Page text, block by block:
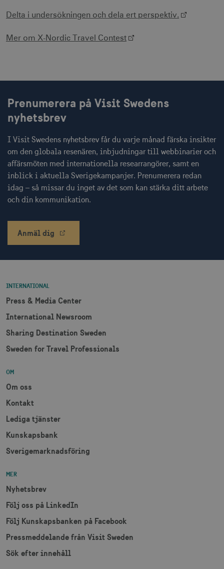
Delta i undersökningen och dela ert perspektiv.
Mer om X-Nordic Travel Contest
Prenumerera på Visit Swedens
nyhetsbrev
I Visit Swedens nyhetsbrev får du varje månad färska insikter
om den globala resenären, inbjudningar till webbinarier och
affärsmöten med internationella researrangörer, samt en
inblick i aktuella Sverigekampanjer. Prenumerera redan
idag – så missar du inget av det som kan stärka ditt arbete
och din kommunikation.
Anmäl dig
INTERNATIONAL
Press & Media Center
International Newsroom
Sharing Destination Sweden
Sweden for Travel Professionals
OM
Om oss
Kontakt
Lediga tjänster
Kunskapsbank
Sverigemarknadsföring
MER
Nyhetsbrev
Följ oss på LinkedIn
Följ Kunskapsbanken på Facebook
Pressmeddelande från Visit Sweden
Sök efter innehåll
.visitsweden.com
bcookie
Microsoft Corporation
1
lidc
Microsoft Corporation
.linkedin.com
1
XANDR_PANID
.adnxs.com